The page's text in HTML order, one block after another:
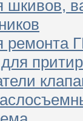
шкивов,
ремонта